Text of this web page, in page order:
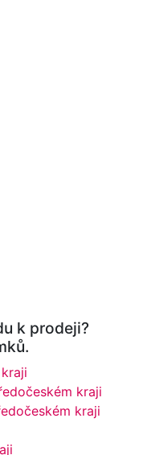
k prodeji?
kraji
kraji